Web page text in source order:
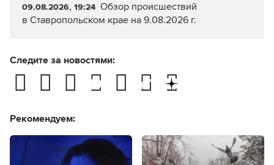
09.08.2026, 19:24 Обзор происшествий
в Ставропольском крае на 9.08.2026 г.
Следите за новостями:
Рекомендуем: